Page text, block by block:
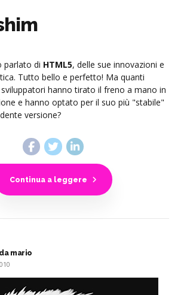
parlato di HTML5, delle sue innovazioni e
Tutto bello e perfetto! Ma quanti
hanno tirato il freno a mano in
e hanno optato per il suo più "stabile"
versione?
Continua a leggere
mario